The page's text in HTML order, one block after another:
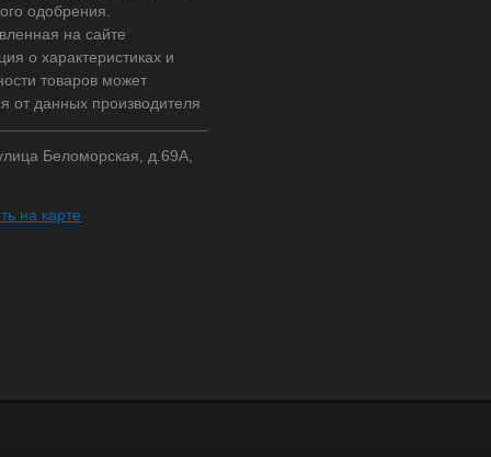
одобрения.
на сайте
о характеристиках и
товаров может
от данных производителя
Беломорская, д.69А,
на карте